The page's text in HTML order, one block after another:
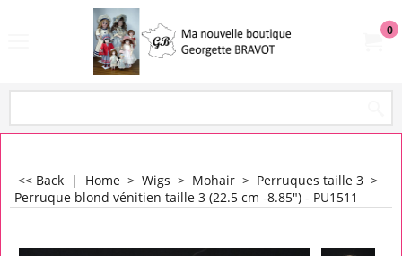
0
<< Back | Home > Wigs > Mohair > Perruques taille 3 >
Perruque blond vénitien taille 3 (22.5 cm -8.85") - PU1511